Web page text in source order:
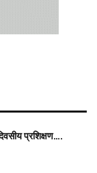
प्रशिक्षण….